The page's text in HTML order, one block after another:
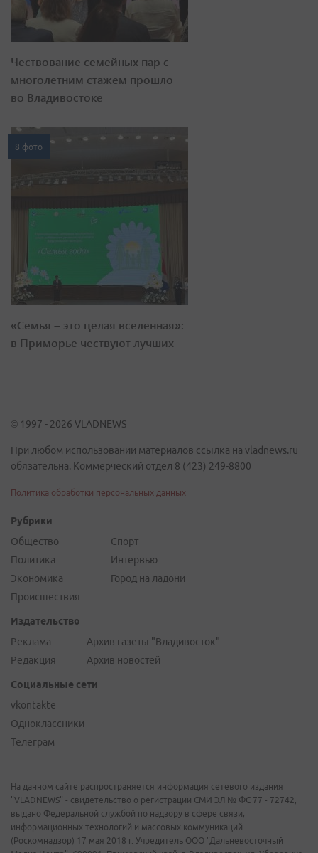
Чествование семейных пар с
многолетним стажем прошло
во Владивостоке
8 фото
«Семья – это целая вселенная»:
в Приморье чествуют лучших
© 1997 - 2026 VLADNEWS
При любом использовании материалов ссылка на vladnews.ru
обязательна. Коммерческий отдел 8 (423) 249-8800
Политика обработки персональных данных
Рубрики
Общество
Политика
Экономика
Происшествия
Спорт
Интервью
Город на ладони
Издательство
Реклама
Редакция
Архив газеты "Владивосток"
Архив новостей
Социальные сети
vkontakte
Одноклассники
Телеграм
На данном сайте распространяется информация сетевого издания
"VLADNEWS" - свидетельство о регистрации СМИ ЭЛ № ФС 77 - 72742,
выдано Федеральной службой по надзору в сфере связи,
информационных технологий и массовых коммуникаций
(Роскомнадзор) 17 мая 2018 г. Учредитель ООО "Дальневосточный